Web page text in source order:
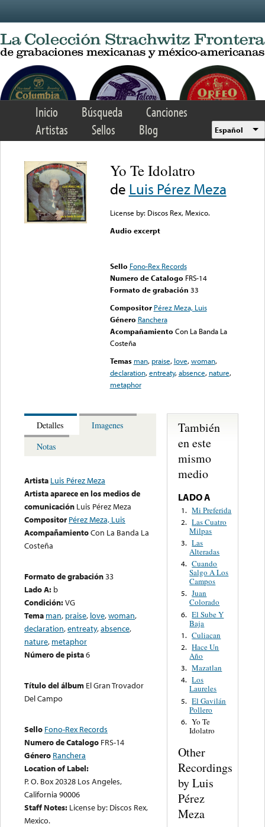
Inicio Búsqueda
Canciones
Artistas
Sellos Blog Español
Yo Te Idolatro
de Luis Pérez Meza
License by: Discos Rex, Mexico.
Audio excerpt
Sello Fono-Rex Records
Numero de Catalogo FRS-14
Formato de grabación 33
Compositor Pérez Meza, Luis
Género Ranchera
Acompañamiento Con La Banda La
Costeña
Temas man, praise, love,woman,
declaration,entreaty,absence, nature,
metaphor
Detalles
Imagenes
Notas
Artista Luis Pérez Meza
Artista aparece en los medios de
comunicación Luis Pérez Meza
Compositor Pérez Meza, Luis
AcompañamientoCon La Banda La
Costeña
Formato de grabación33
Lado A: b
Condición:VG
Tema man, praise, love,woman,
declaration,entreaty,absence,
nature, metaphor
Número de pista6
Título del álbum El Gran Trovador
Del Campo
Sello Fono-Rex Records
Numero de Catalogo FRS-14
Género Ranchera
Location of Label:
P. O. Box 20328 Los Angeles,
California 90006
Staff Notes: License by: Discos Rex,
Mexico.
También
en este
mismo
medio
LADO A
1. Mi Preferida
2. Las Cuatro
Milpas
3. Las
Alteradas
4. Cuando
Salgo A Los
Campos
5. Juan
Colorado
6. El Sube Y
Baja
1. Culiacan
2. Hace Un
Año
3. Mazatlan
4. Los
Laureles
5. El Gavilán
Pollero
6. Yo Te
Idolatro
Other
Recordings
by Luis
Pérez
Meza